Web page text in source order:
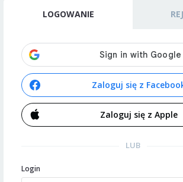
LOGOWANIE
Zaloguj się z
Zaloguj się z Apple
LUB
Login